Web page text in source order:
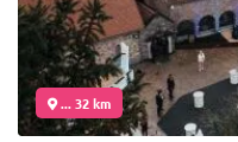
... 32 km